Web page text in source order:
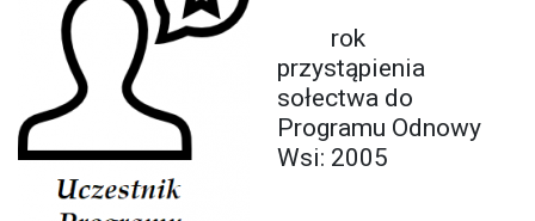
rok
przystąpienia
sołectwa do
Programu Odnowy
Wsi: 2005